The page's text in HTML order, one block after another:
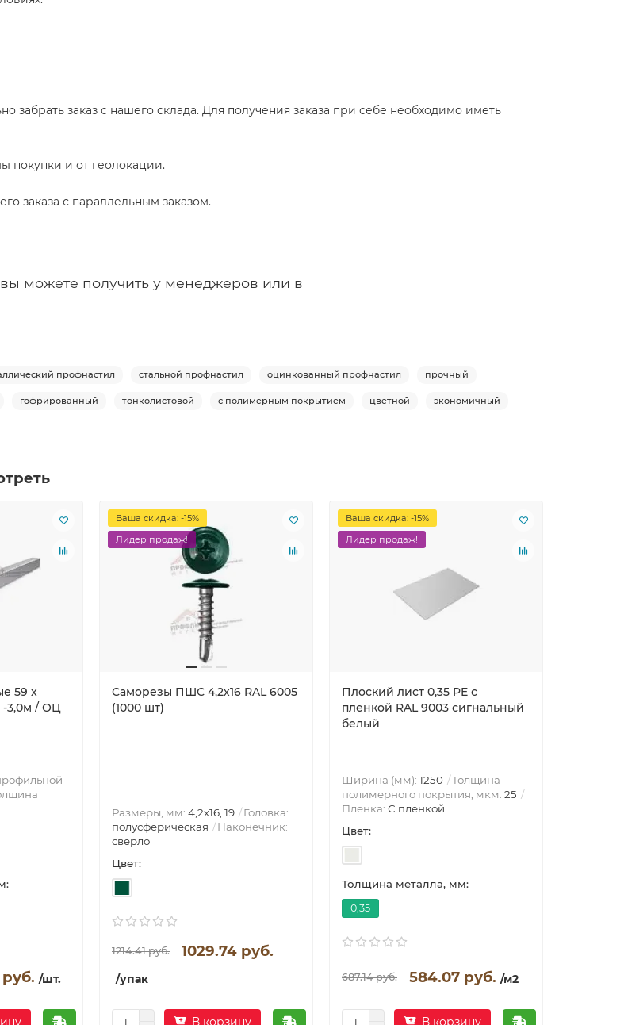
забрать заказ с нашего склада. Для получения заказа при себе необходимо иметь
покупки и от геолокации.
заказа с параллельным заказом.
можете получить у менеджеров или в
профнастил стальной профнастил оцинкованный профнастил прочный
гофрированный тонколистовой с полимерным покрытием цветной экономичный
59 х
-3,0м / ОЦ
/шт.
Ваша скидка: -15%
Лидер продаж!
Саморезы ПШС 4,2х16 RAL 6005
(1000 шт)
Размеры, мм: 4,2х16, 19
Головка:
полусферическая
Наконечник:
сверло
Цвет:
1214.41 руб. 1029.74 руб.
/упак
В корзину
Ваша скидка: -15%
Лидер продаж!
Плоский лист 0,35 PE с
пленкой RAL 9003 сигнальный
белый
Ширина (мм): 1250
Толщина
полимерного покрытия, мкм: 25
Пленка: С пленкой
Цвет:
Толщина металла, мм:
0,35
687.14 руб. 584.07 руб. /м2
В корзину